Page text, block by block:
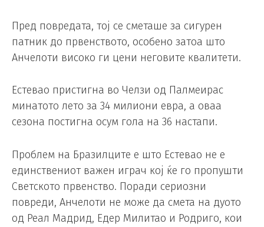
Пред повредата, тој се сметаше за сигурен
патник до првенството, особено затоа што
Анчелоти високо ги цени неговите квалитети.
Естевао пристигна во Челзи од Палмеирас
минатото лето за 34 милиони евра, а оваа
сезона постигна осум гола на 36 настапи.
Проблем на Бразилците е што Естевао не е
единствениот важен играч кој ќе го пропушти
Светското првенство. Поради сериозни
повреди, Анчелоти не може да смета на дуото
од Реал Мадрид, Едер Милитао и Родриго, кои